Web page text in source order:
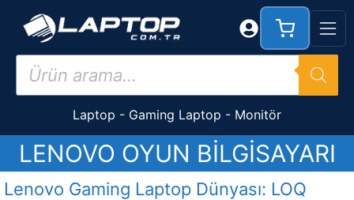
Products
search
Laptop - Gaming Laptop - Monitör
LENOVO OYUN BILGISAYARI
Lenovo Gaming Laptop Dünyası: LOQ